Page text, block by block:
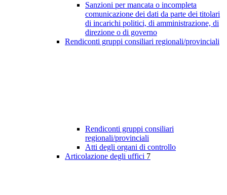
Sanzioni per mancata o incompleta
comunicazione dei dati da parte dei titolari
di incarichi politici, di amministrazione, di
direzione o di governo
Rendiconti gruppi consiliari regionali/provinciali
Rendiconti gruppi consiliari
regionali/provinciali
Atti degli organi di controllo
Articolazione degli uffici 7